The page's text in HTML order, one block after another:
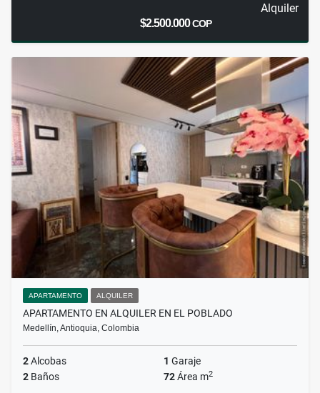
Alquiler
$2.500.000COP
APARTAMENTO ALQUILER
APARTAMENTO EN ALQUILER EN EL POBLADO
Medellín, Antioquia, Colombia
2Alcobas 1 Garaje
2 Baños 72Área m2